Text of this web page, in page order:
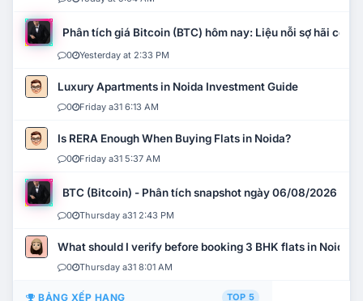
Phân tích giá Bitcoin (BTC) hôm nay: Liệu nỗi sợ hãi có
0 Yesterday at 2:33 PM
Luxury Apartments in Noida Investment Guide
0 Friday a31 6:13 AM
Is RERA Enough When Buying Flats in Noida?
0 Friday a31 5:37 AM
BTC (Bitcoin) - Phân tích snapshot ngày 06/08/2026
0 Thursday a31 2:43 PM
What should I verify before booking 3 BHK flats in Noida?
0 Thursday a31 8:01 AM
BẢNG XẾP HẠNG TOP 5